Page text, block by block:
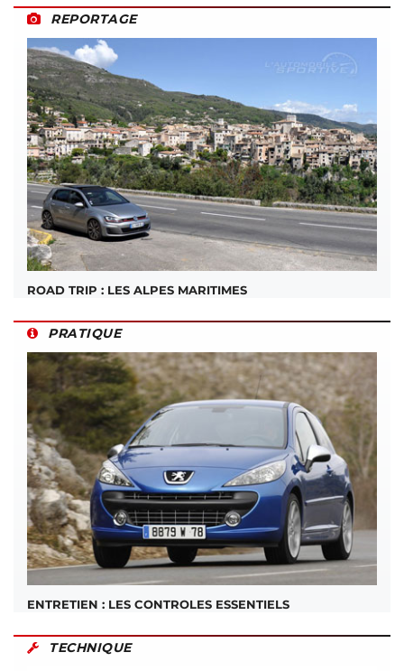
REPORTAGE
ROAD TRIP : LES ALPES MARITIMES
PRATIQUE
ENTRETIEN : LES CONTROLES ESSENTIELS
TECHNIQUE